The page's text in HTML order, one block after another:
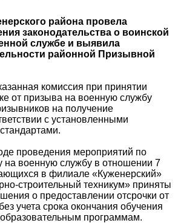
района провела
законодательства о воинской
службе и выявила
районной Призывной
комиссия при принятии
от призыва на военную службу
на получение
с установленными
проведения мероприятий по
на военную службу в отношении 7
в филиале «Куженерский»
строительный техникум» приняты
о предоставлении отсрочки от
учета срока окончания обучения
программам.